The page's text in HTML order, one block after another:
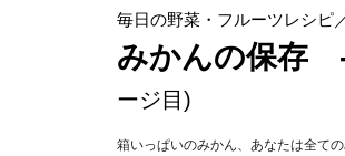
毎日の野菜・フルーツレシピ
みかんの保存
ージ目)
箱いっぱいのみかん、あなたは全て